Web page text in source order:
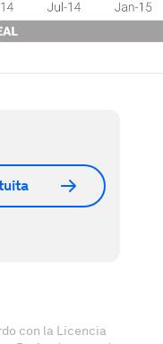
con la Licencia